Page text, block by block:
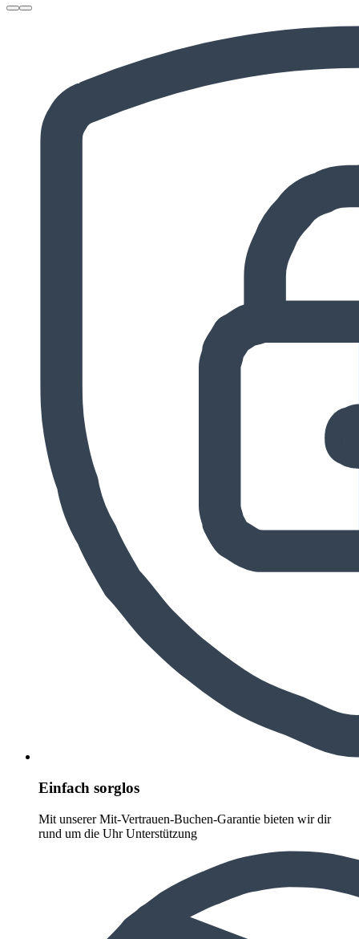
Einfach sorglos
Mit unserer Mit-Vertrauen-Buchen-Garantie bieten wir dir
rund um die Uhr Unterstützung